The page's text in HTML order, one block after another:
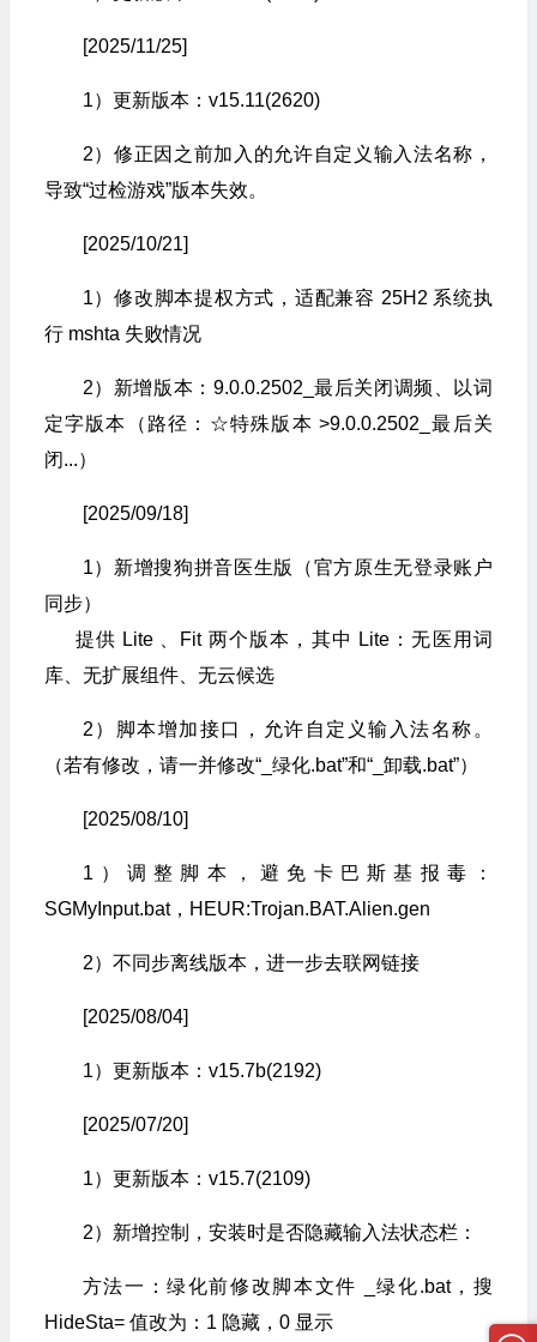
[2025/11/25]
1）更新版本：v15.11(2620)
2）修正因之前加入的允许自定义输入法名称，
导致“过检游戏”版本失效。
[2025/10/21]
1）修改脚本提权方式，适配兼容 25H2 系统执
行 mshta 失败情况
2）新增版本：9.0.0.2502_最后关闭调频、以词
定字版本（路径： ☆特殊版本 >9.0.0.2502_最后关
闭...）
[2025/09/18]
1）新增搜狗拼音医生版（官方原生无登录账户
同步）
提供 Lite 、Fit 两个版本，其中 Lite：无医用词
库、无扩展组件、无云候选
2）脚本增加接口，允许自定义输入法名称。
（若有修改，请一并修改“_绿化.bat”和“_卸载.bat”）
[2025/08/10]
1）调整脚本，避免卡巴斯基报毒：
SGMyInput.bat，HEUR:Trojan.BAT.Alien.gen
2）不同步离线版本，进一步去联网链接
[2025/08/04]
1）更新版本：v15.7b(2192)
[2025/07/20]
1）更新版本：v15.7(2109)
2）新增控制，安装时是否隐藏输入法状态栏：
方法一：绿化前修改脚本文件 _绿化.bat，搜
HideSta= 值改为：1 隐藏，0 显示